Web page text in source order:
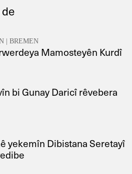
BREMEN
Mamosteyên Kurdî
bi Gunay Daricî rêvebera
yekemîn Dibistana Seretayî